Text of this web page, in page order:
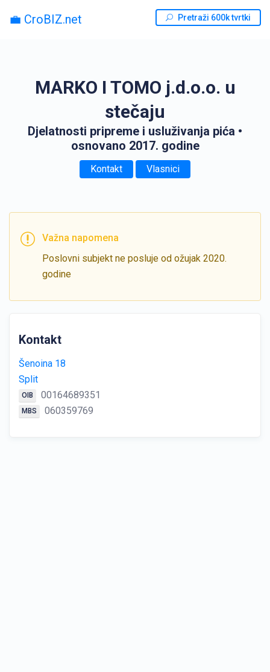
💼 CroBIZ.net Pretraži 600k tvrtki
MARKO I TOMO j.d.o.o. u
stečaju
Djelatnosti pripreme i usluživanja pića •
osnovano 2017. godine
Kontakt Vlasnici
Važna napomena
Poslovni subjekt ne posluje od ožujak 2020.
godine
Kontakt
Šenoina 18
Split
OIB 00164689351
MBS 060359769